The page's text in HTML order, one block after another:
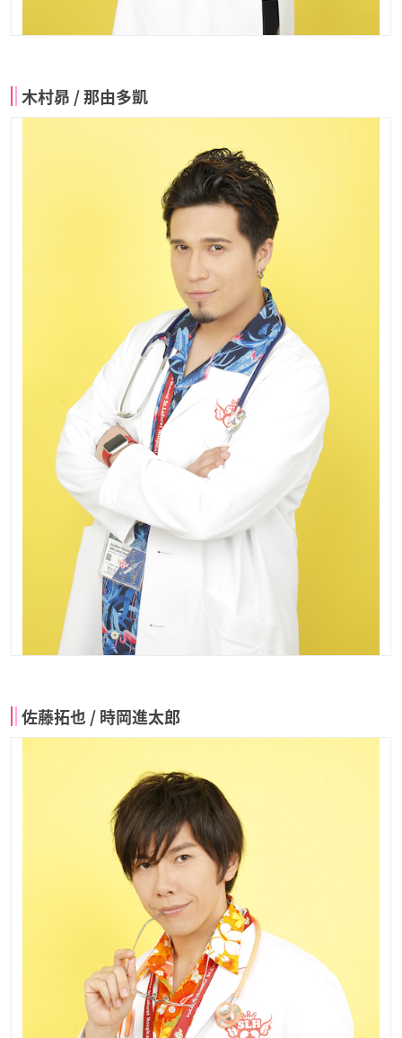
木村昴 / 那由多凱
佐藤拓也 / 時岡進太郎